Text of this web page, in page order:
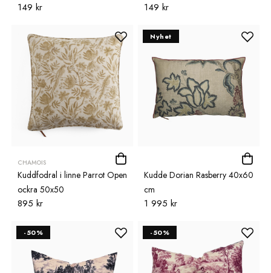
149 kr 149 kr
CHAMOIS
Kuddfodral i linne Parrot Open
ockra 50x50
895 kr
Nyhet
Kudde Dorian Rasberry 40x60
cm
1 995 kr
-50% -50%